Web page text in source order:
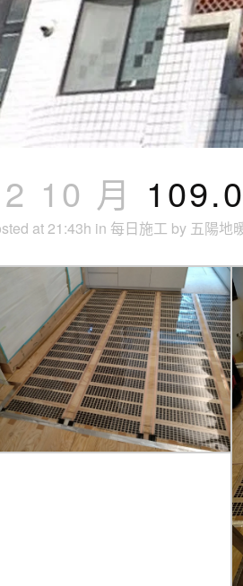
10 月
at 21:43h in 每日施工 by 五陽地